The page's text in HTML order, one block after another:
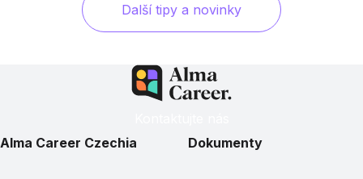
Další tipy a novinky
Alma Career Czechia
Dokumenty